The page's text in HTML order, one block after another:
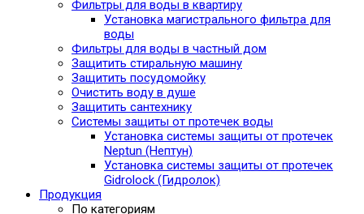
Фильтры для воды в квартиру
Установка магистрального фильтра для
воды
Фильтры для воды в частный дом
Защитить стиральную машину
Защитить посудомойку
Очистить воду в душе
Защитить сантехнику
Системы защиты от протечек воды
Установка системы защиты от протечек
Neptun (Нептун)
Установка системы защиты от протечек
Gidrolock (Гидролок)
Продукция
По категориям